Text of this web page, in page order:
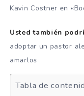
Kavin Costner en
Usted también
adoptar un pastor
amarlos
Tabla de